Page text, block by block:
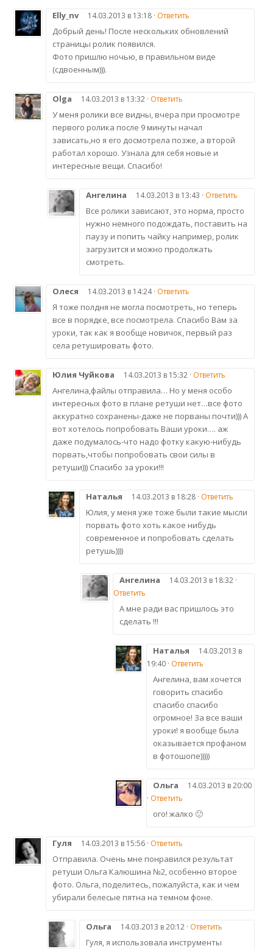
Elly_nv 14.03.2013 в 13:18 · Ответить
Добрый день! После нескольких обновлений
страницы ролик появился.
Фото пришлю ночью, в правильном виде
(сдвоенным))).
Olga 14.03.2013 в 13:32 · Ответить
У меня ролики все видны, вчера при просмотре
первого ролика после 9 минуты начал
зависать,но я его досмотрела позже, а второй
работал хорошо. Узнала для себя новые и
интересные вещи. Спасибо!
Ангелина 14.03.2013 в 13:43 · Ответить
Все ролики зависают, это норма, просто
нужно немного подождать, поставить на
паузу и попить чайку например, ролик
загрузится и можно продолжать
смотреть.
Олеся 14.03.2013 в 14:24 · Ответить
Я тоже полдня не могла посмотреть, но теперь
все в порядке, все посмотрела. Спасибо Вам за
уроки, так как я вообще новичок, первый раз
села ретушировать фото.
Юлия Чуйкова 14.03.2013 в 15:32 · Ответить
Ангелина,файлы отправила… Но у меня особо
интересных фото в плане ретуши нет…все фото
аккуратно сохранены-даже не порваны почти))) А
вот хотелось попробовать Ваши уроки…. аж
даже подумалось-что надо фотку какую-нибудь
порвать,чтобы попробовать свои силы в
ретуши))) Спасибо за уроки!!!
Наталья 14.03.2013 в 18:28 · Ответить
Юлия, у меня уже тоже были такие мысли
порвать фото хоть какое нибудь
современное и попробовать сделать
ретушь))))
Ангелина
14.03.2013 в 18:32 ·
Ответить
А мне ради вас пришлось это
сделать !!!
Наталья
14.03.2013 в
19:40 · Ответить
Ангелина, вам хочется
говорить спасибо
спасибо спасибо
огромное! За все ваши
уроки! я вообще была
оказывается профаном
в фотошопе)))))
Ольга
14.03.2013 в 20:00
· Ответить
ого! жалко 🙁
Гуля 14.03.2013 в 15:56 · Ответить
Отправила. Очень мне понравился результат
ретуши Ольга Калюшина №2, особенно второе
фото. Ольга, поделитесь, пожалуйста, как и чем
убирали белесые пятна на темном фоне.
Ольга 14.03.2013 в 20:12 · Ответить
Гуля, я использовала инструменты